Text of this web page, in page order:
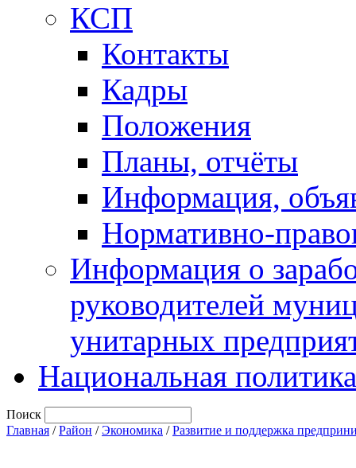
КСП
Контакты
Кадры
Положения
Планы, отчёты
Информация,
Нормативно-
Информация о
руководителей
унитарных
Национальная политика
Поиск
Главная /Район /Экономика /Развитие и поддержка